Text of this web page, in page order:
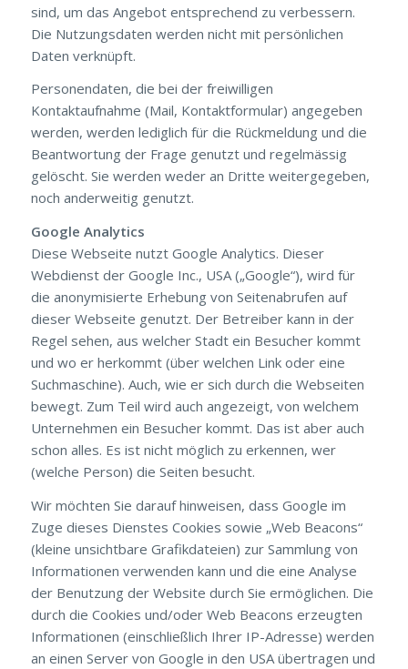
sind, um das Angebot entsprechend zu verbessern.
Die Nutzungsdaten werden nicht mit persönlichen
Daten verknüpft.
Personendaten, die bei der freiwilligen
Kontaktaufnahme (Mail, Kontaktformular) angegeben
werden, werden lediglich für die Rückmeldung und die
Beantwortung der Frage genutzt und regelmässig
gelöscht. Sie werden weder an Dritte weitergegeben,
noch anderweitig genutzt.
Google Analytics
Diese Webseite nutzt Google Analytics. Dieser
Webdienst der Google Inc., USA („Google“), wird für
die anonymisierte Erhebung von Seitenabrufen auf
dieser Webseite genutzt. Der Betreiber kann in der
Regel sehen, aus welcher Stadt ein Besucher kommt
und wo er herkommt (über welchen Link oder eine
Suchmaschine). Auch, wie er sich durch die Webseiten
bewegt. Zum Teil wird auch angezeigt, von welchem
Unternehmen ein Besucher kommt. Das ist aber auch
schon alles. Es ist nicht möglich zu erkennen, wer
(welche Person) die Seiten besucht.
Wir möchten Sie darauf hinweisen, dass Google im
Zuge dieses Dienstes Cookies sowie „Web Beacons“
(kleine unsichtbare Grafikdateien) zur Sammlung von
Informationen verwenden kann und die eine Analyse
der Benutzung der Website durch Sie ermöglichen. Die
durch die Cookies und/oder Web Beacons erzeugten
Informationen (einschließlich Ihrer IP-Adresse) werden
an einen Server von Google in den USA übertragen und